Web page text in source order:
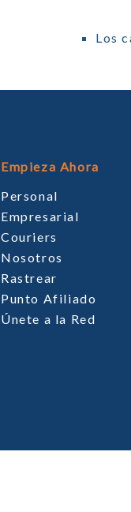
Los
Empieza Ahora
Personal
Empresarial
Couriers
Nosotros
Rastrear
Punto Afiliado
Únete a la Red